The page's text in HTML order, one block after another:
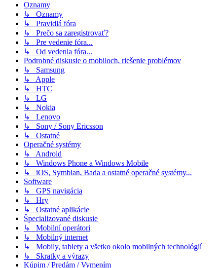
Oznamy
↳ Oznamy
↳ Pravidlá fóra
↳ Prečo sa zaregistrovať?
↳ Pre vedenie fóra...
↳ Od vedenia fóra...
Podrobné diskusie o mobiloch, riešenie problémov
↳ Samsung
↳ Apple
↳ HTC
↳ LG
↳ Nokia
↳ Lenovo
↳ Sony / Sony Ericsson
↳ Ostatné
Operačné systémy
↳ Android
↳ Windows Phone a Windows Mobile
↳ iOS, Symbian, Bada a ostatné operačné systémy...
Software
↳ GPS navigácia
↳ Hry
↳ Ostatné aplikácie
Špecializované diskusie
↳ Mobilní operátori
↳ Mobilný internet
↳ Mobily, tablety a všetko okolo mobilných technológií
↳ Skratky a výrazy
Kúpim / Predám / Vymením